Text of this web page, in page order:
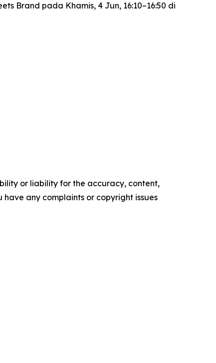
Brand pada Khamis, 4 Jun, 16:10–16:50 di
or liability for the accuracy, content,
any complaints or copyright issues